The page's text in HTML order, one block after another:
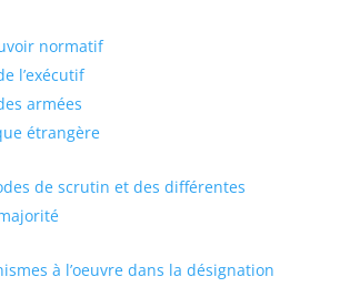
normatif
l’exécutif
armées
étrangère
de scrutin et des différentes
à l’oeuvre dans la désignation